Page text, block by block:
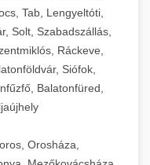
Tab, Lengyeltóti,
Solt, Szabadszállás,
Ráckeve,
Siófok,
Balatonfüred,
Orosháza,